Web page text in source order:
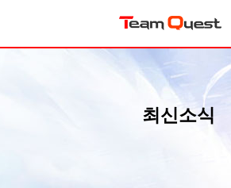
최신소식